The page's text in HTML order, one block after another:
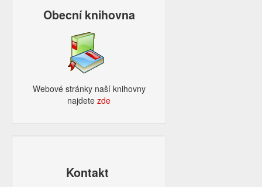
Obecní knihovna
Webové stránky naší knihovny
najdetezde​
Kontakt